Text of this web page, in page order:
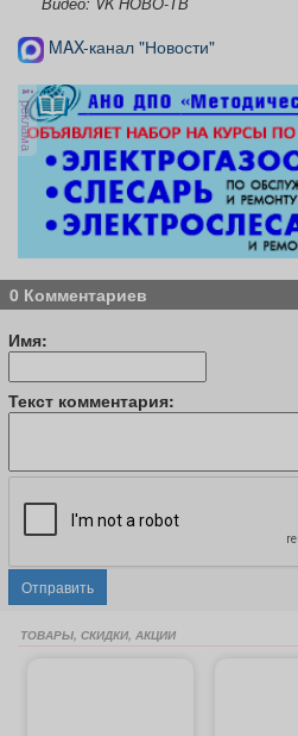
MAX-канал "Новости"
реклама
0 Комментариев
Имя:
Текст комментария:
Отправить
ТОВАРЫ, СКИДКИ, АКЦИИ